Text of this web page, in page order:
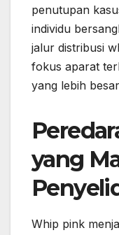
penutupan
individu
jalur distribusi
fokus aparat
yang lebih
yang
Whip pink